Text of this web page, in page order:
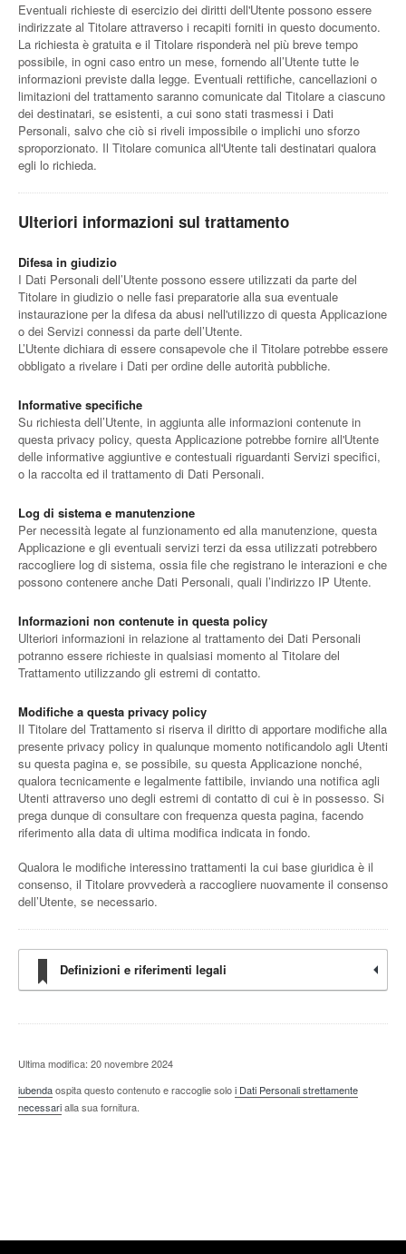
Eventuali richieste di esercizio dei diritti dell'Utente possono essere
indirizzate al Titolare attraverso i recapiti forniti in questo documento.
La richiesta è gratuita e il Titolare risponderà nel più breve tempo
possibile, in ogni caso entro un mese, fornendo all’Utente tutte le
informazioni previste dalla legge. Eventuali rettifiche, cancellazioni o
limitazioni del trattamento saranno comunicate dal Titolare a ciascuno
dei destinatari, se esistenti, a cui sono stati trasmessi i Dati
Personali, salvo che ciò si riveli impossibile o implichi uno sforzo
sproporzionato. Il Titolare comunica all'Utente tali destinatari qualora
egli lo richieda.
Ulteriori informazioni sul trattamento
Difesa in giudizio
I Dati Personali dell’Utente possono essere utilizzati da parte del
Titolare in giudizio o nelle fasi preparatorie alla sua eventuale
instaurazione per la difesa da abusi nell'utilizzo di questa Applicazione
o dei Servizi connessi da parte dell’Utente.
L’Utente dichiara di essere consapevole che il Titolare potrebbe essere
obbligato a rivelare i Dati per ordine delle autorità pubbliche.
Informative specifiche
Su richiesta dell’Utente, in aggiunta alle informazioni contenute in
questa privacy policy, questa Applicazione potrebbe fornire all'Utente
delle informative aggiuntive e contestuali riguardanti Servizi specifici,
o la raccolta ed il trattamento di Dati Personali.
Log di sistema e manutenzione
Per necessità legate al funzionamento ed alla manutenzione, questa
Applicazione e gli eventuali servizi terzi da essa utilizzati potrebbero
raccogliere log di sistema, ossia file che registrano le interazioni e che
possono contenere anche Dati Personali, quali l’indirizzo IP Utente.
Informazioni non contenute in questa policy
Ulteriori informazioni in relazione al trattamento dei Dati Personali
potranno essere richieste in qualsiasi momento al Titolare del
Trattamento utilizzando gli estremi di contatto.
Modifiche a questa privacy policy
Il Titolare del Trattamento si riserva il diritto di apportare modifiche alla
presente privacy policy in qualunque momento notificandolo agli Utenti
su questa pagina e, se possibile, su questa Applicazione nonché,
qualora tecnicamente e legalmente fattibile, inviando una notifica agli
Utenti attraverso uno degli estremi di contatto di cui è in possesso. Si
prega dunque di consultare con frequenza questa pagina, facendo
riferimento alla data di ultima modifica indicata in fondo.
Qualora le modifiche interessino trattamenti la cui base giuridica è il
consenso, il Titolare provvederà a raccogliere nuovamente il consenso
dell’Utente, se necessario.
Definizioni e riferimenti legali
Ultima modifica: 20 novembre 2024
iubendaospita questo contenuto e raccoglie soloi Dati Personali strettamente
necessarialla sua fornitura.